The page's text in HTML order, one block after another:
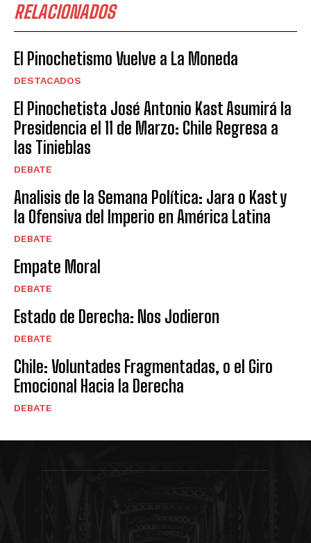
RELACIONADOS
El Pinochetismo Vuelve a La Moneda
DESTACADOS
El Pinochetista José Antonio Kast Asumirá la
Presidencia el 11 de Marzo: Chile Regresa a
las Tinieblas
DEBATE
Analisis de la Semana Política: Jara o Kast y
la Ofensiva del Imperio en América Latina
DEBATE
Empate Moral
DEBATE
Estado de Derecha: Nos Jodieron
DEBATE
Chile: Voluntades Fragmentadas, o el Giro
Emocional Hacia la Derecha
DEBATE